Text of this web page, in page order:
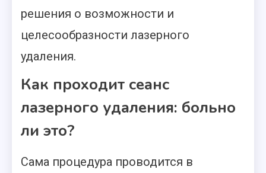
решения о возможности и
целесообразности лазерного
удаления.
Как проходит сеанс
лазерного удаления: больно
ли это?
Сама процедура проводится в